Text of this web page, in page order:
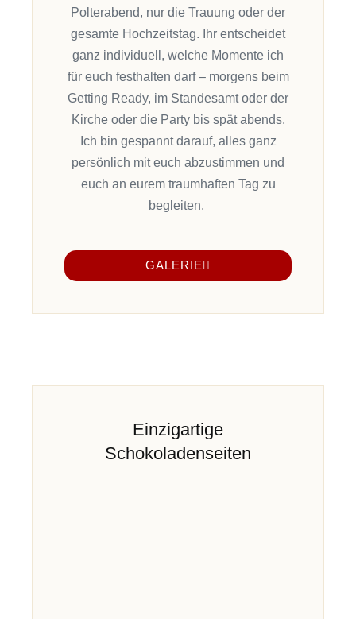
Polterabend, nur die Trauung oder der
gesamte Hochzeitstag. I
hr entscheidet
ganz individuell , welche Momente ich
für euch festhalten darf – morgens beim
Getting Ready, im Standesamt oder der
Kircheoder dieParty bis spät abends.
Ich bin gespannt darauf, alles ganz
persönlich mit euch abzustimmen und
euch an eurem traumhaften Tag zu
begleiten.
GALERIE
Einzigartige
Schokoladenseiten